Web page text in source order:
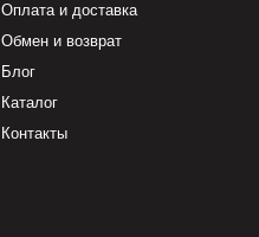
Оплата и доставка
Обмен и возврат
Блог
Каталог
Контакты